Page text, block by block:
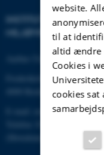
INSTITUT FOR
MILJØVIDENSKAB
Frederiksborgvej 399
4000 Roskilde
E-mail: envs@au.dk
(Hovedomstillingen på AU)
website.
til at
altid ændre
Cookies i
cookies sat